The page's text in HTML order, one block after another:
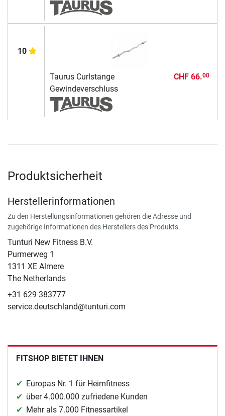
10
Taurus Curlstange
Gewindeverschluss
CHF 66.00
Produktsicherheit
Herstellerinformationen
Zu den Herstellungsinformationen gehören die Adresse und
zugehörige Informationen des Herstellers des Produkts.
Tunturi New Fitness B.V.
Purmerweg 1
1311 XE Almere
The Netherlands
+31 629 383777
service.deutschland@tunturi.com
FITSHOP BIETET IHNEN
Europas Nr. 1 für Heimfitness
über 4.000.000 zufriedene Kunden
Mehr als 7.000 Fitnessartikel